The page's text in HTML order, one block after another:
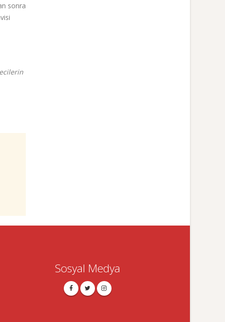
sonra
Sosyal Medya